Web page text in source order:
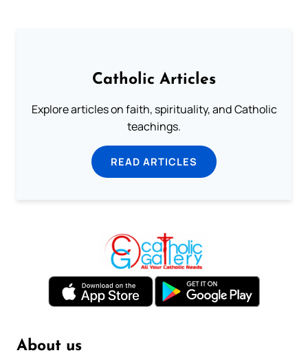
Catholic Articles
Explore articles on faith, spirituality, and Catholic
teachings.
READ ARTICLES
About us